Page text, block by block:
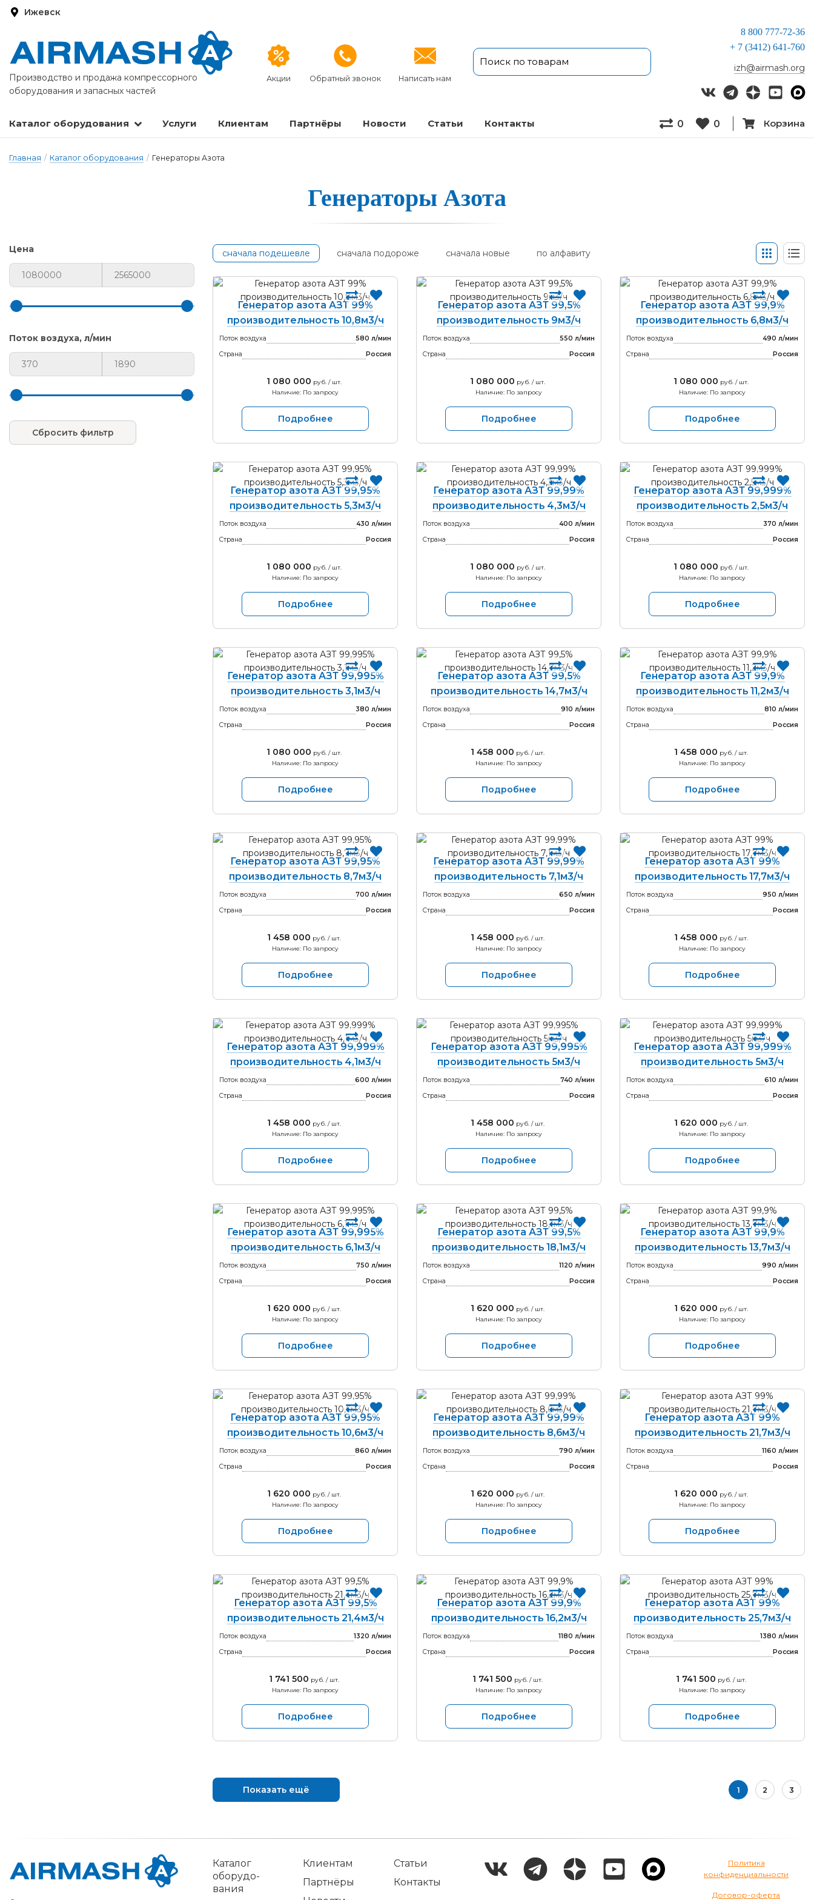
Ижевск
Производство и продажа компрессорного
оборудования и запасных частей
Акции Обратный звонок Написать нам
8 800 777-72-36
+ 7 (3412) 641-760
izh@airmash.org
Каталог оборудования Услуги Клиентам Партнёры Новости Статьи Кон­так­ты 0 0 Корзина
Главная / Каталог оборудования / Генераторы Азота
Генера­то­ры А­зо­та
Цена
Поток воздуха, л/мин
Сбросить фильтр
сначала подешевле сначала подороже сначала новые по алфавиту
Генератор азота АЗТ 99%
производительность 10,8м3/ч
Поток воздуха
580 л/мин
Страна
Россия
1 080 000 руб. / шт.
Наличие: По запросу
Подробнее
Генератор азота АЗТ 99,5%
производительность 9м3/ч
Поток воздуха
550 л/мин
Страна
Россия
1 080 000 руб. / шт.
Наличие: По запросу
Подробнее
Генератор азота АЗТ 99,9%
производительность 6,8м3/ч
Поток воздуха
490 л/мин
Страна
Россия
1 080 000 руб. / шт.
Наличие: По запросу
Подробнее
Генератор азота АЗТ 99,95%
производительность 5,3м3/ч
Поток воздуха
430 л/мин
Страна
Россия
1 080 000 руб. / шт.
Наличие: По запросу
Подробнее
Генератор азота АЗТ 99,99%
производительность 4,3м3/ч
Поток воздуха
400 л/мин
Страна
Россия
1 080 000 руб. / шт.
Наличие: По запросу
Подробнее
Генератор азота АЗТ 99,999%
производительность 2,5м3/ч
Поток воздуха
370 л/мин
Страна
Россия
1 080 000 руб. / шт.
Наличие: По запросу
Подробнее
Генератор азота АЗТ 99,995%
производительность 3,1м3/ч
Поток воздуха
380 л/мин
Страна
Россия
1 080 000 руб. / шт.
Наличие: По запросу
Подробнее
Генератор азота АЗТ 99,5%
производительность 14,7м3/ч
Поток воздуха
910 л/мин
Страна
Россия
1 458 000 руб. / шт.
Наличие: По запросу
Подробнее
Генератор азота АЗТ 99,9%
производительность 11,2м3/ч
Поток воздуха
810 л/мин
Страна
Россия
1 458 000 руб. / шт.
Наличие: По запросу
Подробнее
Генератор азота АЗТ 99,95%
производительность 8,7м3/ч
Поток воздуха
700 л/мин
Страна
Россия
1 458 000 руб. / шт.
Наличие: По запросу
Подробнее
Генератор азота АЗТ 99,99%
производительность 7,1м3/ч
Поток воздуха
650 л/мин
Страна
Россия
1 458 000 руб. / шт.
Наличие: По запросу
Подробнее
Генератор азота АЗТ 99%
производительность 17,7м3/ч
Поток воздуха
950 л/мин
Страна
Россия
1 458 000 руб. / шт.
Наличие: По запросу
Подробнее
Генератор азота АЗТ 99,999%
производительность 4,1м3/ч
Поток воздуха
600 л/мин
Страна
Россия
1 458 000 руб. / шт.
Наличие: По запросу
Подробнее
Генератор азота АЗТ 99,995%
производительность 5м3/ч
Поток воздуха
740 л/мин
Страна
Россия
1 458 000 руб. / шт.
Наличие: По запросу
Подробнее
Генератор азота АЗТ 99,999%
производительность 5м3/ч
Поток воздуха
610 л/мин
Страна
Россия
1 620 000 руб. / шт.
Наличие: По запросу
Подробнее
Генератор азота АЗТ 99,995%
производительность 6,1м3/ч
Поток воздуха
750 л/мин
Страна
Россия
1 620 000 руб. / шт.
Наличие: По запросу
Подробнее
Генератор азота АЗТ 99,5%
производительность 18,1м3/ч
Поток воздуха
1120 л/мин
Страна
Россия
1 620 000 руб. / шт.
Наличие: По запросу
Подробнее
Генератор азота АЗТ 99,9%
производительность 13,7м3/ч
Поток воздуха
990 л/мин
Страна
Россия
1 620 000 руб. / шт.
Наличие: По запросу
Подробнее
Генератор азота АЗТ 99,95%
производительность 10,6м3/ч
Поток воздуха
860 л/мин
Страна
Россия
1 620 000 руб. / шт.
Наличие: По запросу
Подробнее
Генератор азота АЗТ 99,99%
производительность 8,6м3/ч
Поток воздуха
790 л/мин
Страна
Россия
1 620 000 руб. / шт.
Наличие: По запросу
Подробнее
Генератор азота АЗТ 99%
производительность 21,7м3/ч
Поток воздуха
1160 л/мин
Страна
Россия
1 620 000 руб. / шт.
Наличие: По запросу
Подробнее
Генератор азота АЗТ 99,5%
производительность 21,4м3/ч
Поток воздуха
1320 л/мин
Страна
Россия
1 741 500 руб. / шт.
Наличие: По запросу
Подробнее
Генератор азота АЗТ 99,9%
производительность 16,2м3/ч
Поток воздуха
1180 л/мин
Страна
Россия
1 741 500 руб. / шт.
Наличие: По запросу
Подробнее
Генератор азота АЗТ 99%
производительность 25,7м3/ч
Поток воздуха
1380 л/мин
Страна
Россия
1 741 500 руб. / шт.
Наличие: По запросу
Подробнее
Показать ещё 1 2 3
Каталог
обо­рудо­
вания
Клиентам
Партнёры
Статьи
Контакты
Политика
конфиденциальности
Договор-оферта